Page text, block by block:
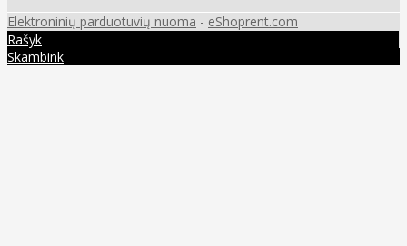
Elektroninių parduotuvių nuoma - eShoprent.com
Rašyk
Skambink